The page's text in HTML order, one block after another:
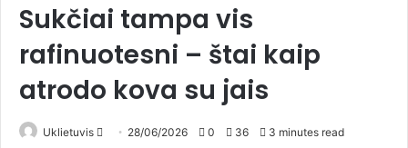
Sukčiai tampa vis
rafinuotesni – štai kaip
atrodo kova su jais
Uklietuvis 28/06/2026 0 36 3 minutes read